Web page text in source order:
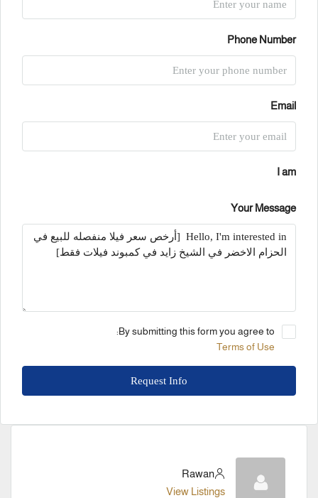
Phone Number
Email
I am
Your Message
By submitting this form you agree to:
Terms of Use
Request Info
Rawan
View Listings